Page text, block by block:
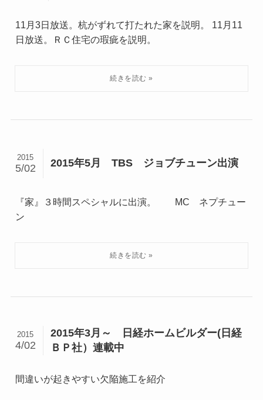
11月3日放送。杭がずれて打たれた家を説明。 11月11
日放送。ＲＣ住宅の瑕疵を説明。
2015年5月 TBS ジョブチューン出演
2015
5/02
『家』３時間スペシャルに出演。 MC ネプチュー
ン
2015年3月～ 日経ホームビルダー(日経
ＢＰ社）連載中
2015
4/02
間違いが起きやすい欠陥施工を紹介